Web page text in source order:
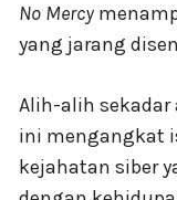
No Mercy
yang jarang
Alih-alih sekadar
ini mengangkat
kejahatan siber